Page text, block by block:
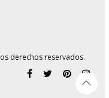
derechos reservados.